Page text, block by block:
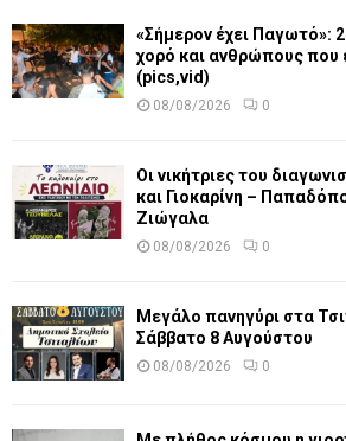
«Σήμερον έχει Παγωτό»:
χορό και ανθρώπους που
(pics,vid)
08/08/2026 0
Οι νικήτριες του
και Γιοκαρίνη –
Ζιώγαλα
08/08/2026 0
Μεγάλο πανηγύρι στα
Σάββατο 8 Αυγούστου
08/08/2026 0